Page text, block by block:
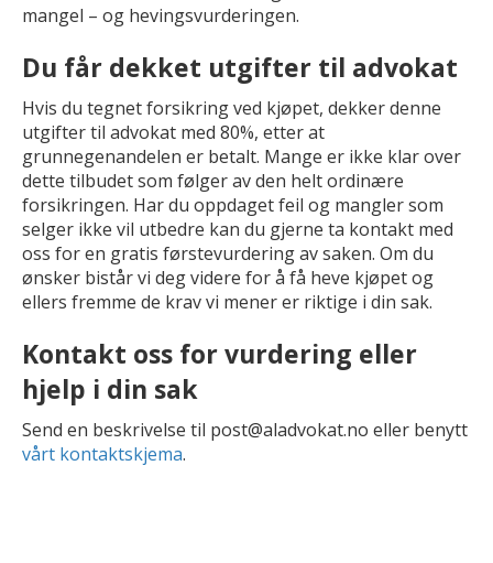
mangel – og hevingsvurderingen.
Du får dekket utgifter til advokat
Hvis du tegnet forsikring ved kjøpet, dekker denne
utgifter til advokat med 80%, etter at
grunnegenandelen er betalt. Mange er ikke klar over
dette tilbudet som følger av den helt ordinære
forsikringen. Har du oppdaget feil og mangler som
selger ikke vil utbedre kan du gjerne ta kontakt med
oss for en gratis førstevurdering av saken. Om du
ønsker bistår vi deg videre for å få heve kjøpet og
ellers fremme de krav vi mener er riktige i din sak.
Kontakt oss for vurdering eller
hjelp i din sak
Send en beskrivelse til post@aladvokat.no eller benytt
vårt kontaktskjema.